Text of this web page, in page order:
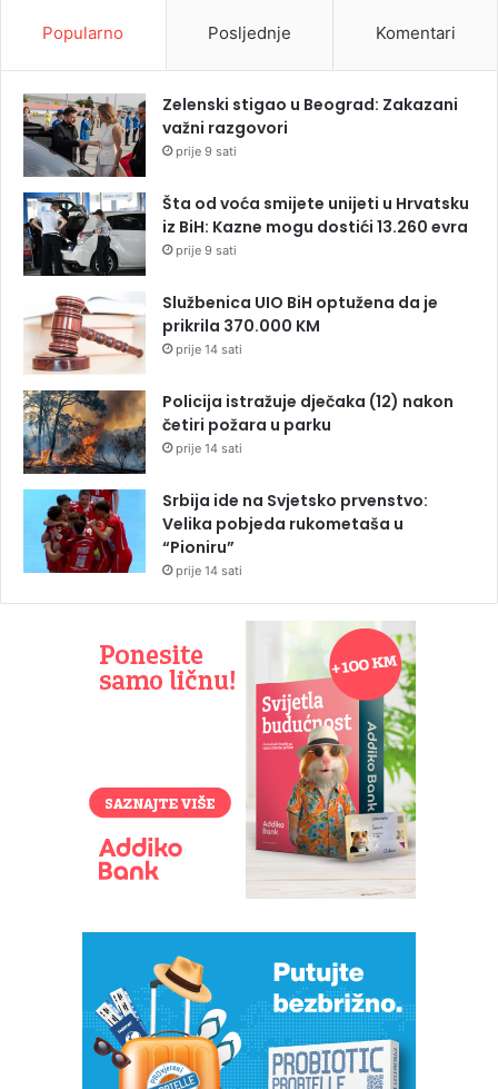
Popularno Posljednje Komentari
Zelenski stigao u Beograd: Zakazani
važni razgovori
prije 9 sati
Šta od voća smijete unijeti u Hrvatsku
iz BiH: Kazne mogu dostići 13.260 evra
prije 9 sati
Službenica UIO BiH optužena da je
prikrila 370.000 KM
prije 14 sati
Policija istražuje dječaka (12) nakon
četiri požara u parku
prije 14 sati
Srbija ide na Svjetsko prvenstvo:
Velika pobjeda rukometaša u
“Pioniru”
prije 14 sati